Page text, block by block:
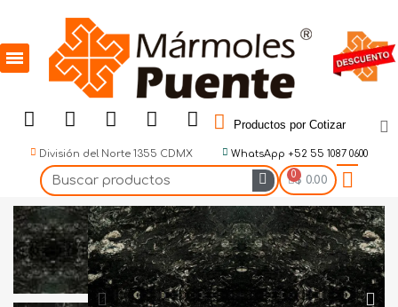
Productos por Cotizar
División del Norte 1355 CDMX WhatsApp +52 55 1087 0600
$ 0.00